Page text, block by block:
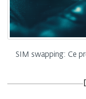
SIM swapping: Ce